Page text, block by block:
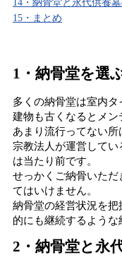
14・納骨堂と永代供養
15・まとめ
1・納骨堂を選
多くの納骨堂は室内タ
建物も古くなるとメン
あまり流行ってない所
宗教法人が運営して
は当たり前です。
せっかくご納骨いた
てはいけません。
納骨堂の経営状況を
的にも継続するような
2・納骨堂と永